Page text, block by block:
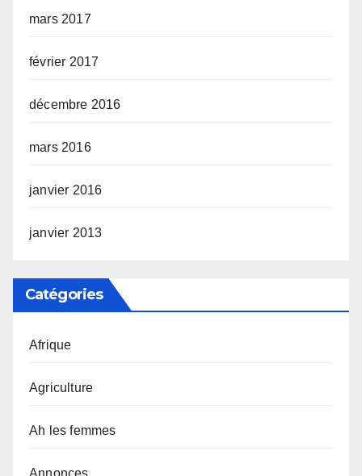
mars 2017
février 2017
décembre 2016
mars 2016
janvier 2016
janvier 2013
Catégories
Afrique
Agriculture
Ah les femmes
Annonces